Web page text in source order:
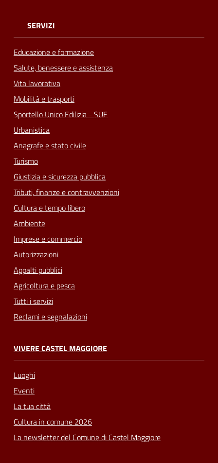
SERVIZI
Educazione e formazione
Salute, benessere e assistenza
Vita lavorativa
Mobilità e trasporti
Sportello Unico Edilizia - SUE
Urbanistica
Anagrafe e stato civile
Turismo
Giustizia e sicurezza pubblica
Tributi, finanze e contravvenzioni
Cultura e tempo libero
Ambiente
Imprese e commercio
Autorizzazioni
Appalti pubblici
Agricoltura e pesca
Tutti i servizi
Reclami e segnalazioni
VIVERE CASTEL MAGGIORE
Luoghi
Eventi
La tua città
Cultura in comune 2026
La newsletter del Comune di Castel Maggiore